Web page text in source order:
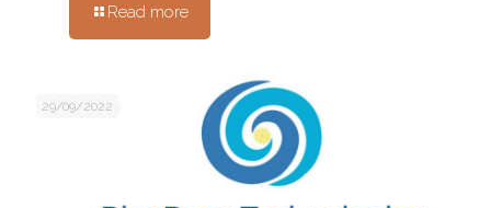
Read more
29/09/2022